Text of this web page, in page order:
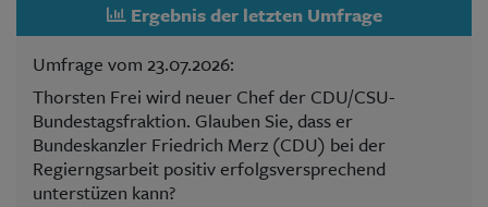
Ergebnis der letzten Umfrage
Umfrage vom 23.07.2026:
Thorsten Frei wird neuer Chef der CDU/CSU-
Bundestagsfraktion. Glauben Sie, dass er
Bundeskanzler Friedrich Merz (CDU) bei der
Regierngsarbeit positiv erfolgsversprechend
unterstüzen kann?